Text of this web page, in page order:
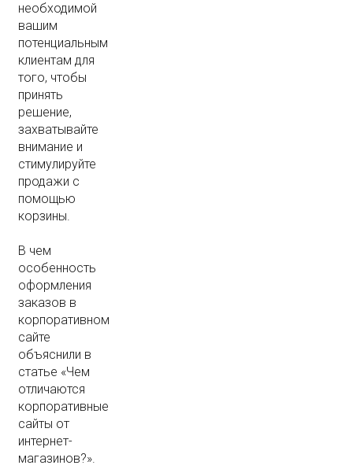
необходимой
вашим
потенциальным
клиентам для
того, чтобы
принять
решение,
захватывайте
внимание и
стимулируйте
продажи с
помощью
корзины.
В чем
особенность
оформления
заказов в
корпоративном
сайте
объяснили в
статье «Чем
отличаются
корпоративные
сайты от
интернет-
магазинов?».